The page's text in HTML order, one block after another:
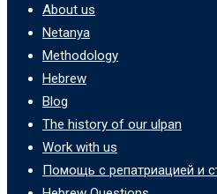
About us
Netanya
Methodology
Hebrew
Blog
The history of our ulpan
Work with us
Помощь с репатриацией и